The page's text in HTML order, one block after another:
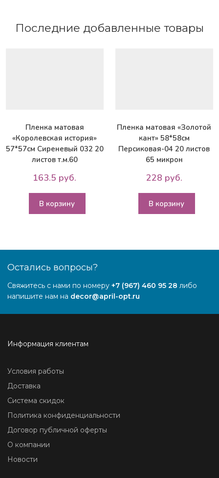
Последние добавленные товары
Пленка матовая
«Королевская история»
57*57см Сиреневый 032 20
листов т.м.60
163.5 руб.
В корзину
Пленка матовая «Золотой
кант» 58*58см
Персиковая-04 20 листов
65 микрон
228 руб.
В корзину
Остались вопросы?
Свяжитесь с нами по номеру +7 (967) 460 95 28 либо
напишите нам на decor@april-opt.ru
Информация клиентам
Условия работы
Доставка
Система скидок
Политика конфиденциальности
Договор публичной оферты
О компании
Новости